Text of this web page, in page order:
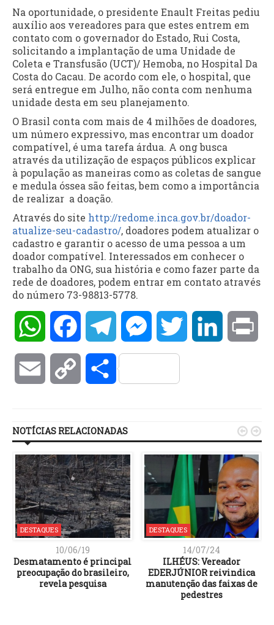
Na oportunidade, o presidente Enault Freitas pediu
auxílio aos vereadores para que estes entrem em
contato com o governador do Estado, Rui Costa,
solicitando a implantação de uma Unidade de
Coleta e Transfusão (UCT)/ Hemoba, no Hospital Da
Costa do Cacau. De acordo com ele, o hospital, que
será entregue em Julho, não conta com nenhuma
unidade desta em seu planejamento.
O Brasil conta com mais de 4 milhões de doadores,
um número expressivo, mas encontrar um doador
compatível, é uma tarefa árdua. A ong busca
através da utilização de espaços públicos explicar
à população as maneiras como as coletas de sangue
e medula óssea são feitas, bem como a importância
de realizar a doação.
Através do site http://redome.inca.gov.br/doador-
atualize-seu-cadastro/, doadores podem atualizar o
cadastro e garantir o acesso de uma pessoa a um
doador compatível. Interessados em conhecer o
trabalho da ONG, sua história e como fazer parte da
rede de doadores, podem entrar em contato através
do número 73-98813-5778.
WhatsAppFacebookTelegramMessengerTwitter LinkedIn
Email Copy Compartilhar
NOTÍCIAS RELACIONADAS
DESTAQUES
10/06/19
Desmatamento é principal
preocupação do brasileiro,
revela pesquisa
DESTAQUES
14/07/24
ILHÉUS: Vereador
EDERJÚNIOR reivindica
manutenção das faixas de
pedestres
 